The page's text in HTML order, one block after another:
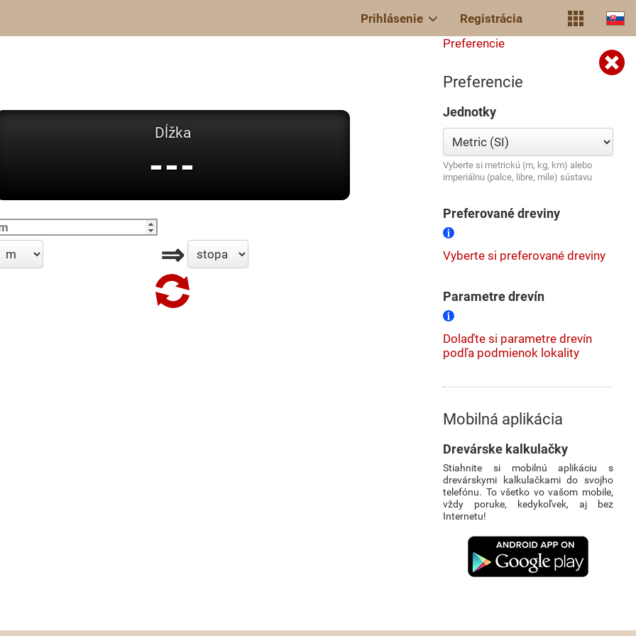
Prihlásenie Registrácia
Dĺžka
---
⇒
Preferencie
Preferencie
Jednotky
Vyberte si metrickú (m, kg, km) alebo
imperiálnu (palce, libre, míle) sústavu
Preferované dreviny
Vyberte si preferované dreviny
Parametre drevín
Dolaďte si parametre drevín
podľa podmienok lokality
Mobilná aplikácia
Drevárske kalkulačky
Stiahnite si mobilnú aplikáciu s
drevárskymi kalkulačkami do svojho
telefónu. To všetko vo vašom mobile,
vždy poruke, kedykoľvek, aj bez
Internetu!